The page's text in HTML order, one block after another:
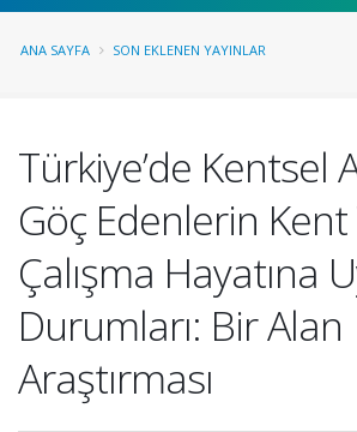
ANA SAYFA SON EKLENEN YAYINLAR
Türkiye’de Kentsel
Göç Edenlerin Kent
Çalışma Hayatına
Durumları: Bir Alan
Araştırması